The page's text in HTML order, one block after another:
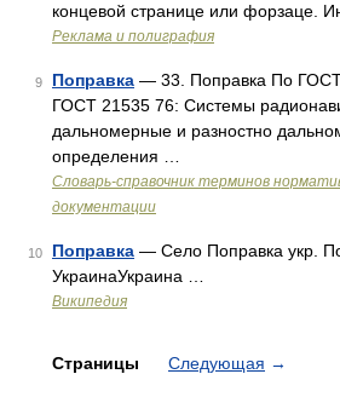
концевой странице или форзаце.
Реклама и полиграфия
9 Поправка — 33. Поправка По ГОСТ
ГОСТ 21535 76: Системы
дальномерные и разностно
определения …
Словарь-справочник терминов
документации
10 Поправка — Село Поправка укр.
УкраинаУкраина …
Википедия
Страницы Следующая →